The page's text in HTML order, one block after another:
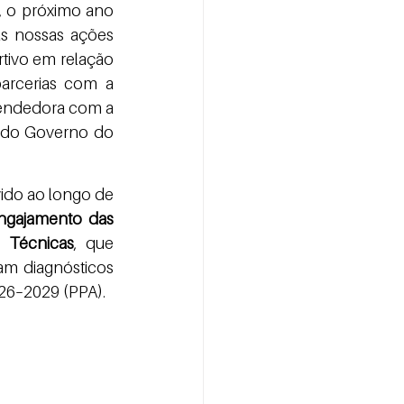
nossas ações
em relação
com a
com a
Governo do
das
, que
diagnósticos
(PPA).